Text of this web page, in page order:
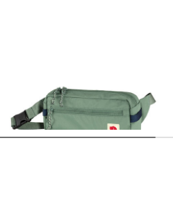
COAST HIP BAG
41,45 €
59,99 €